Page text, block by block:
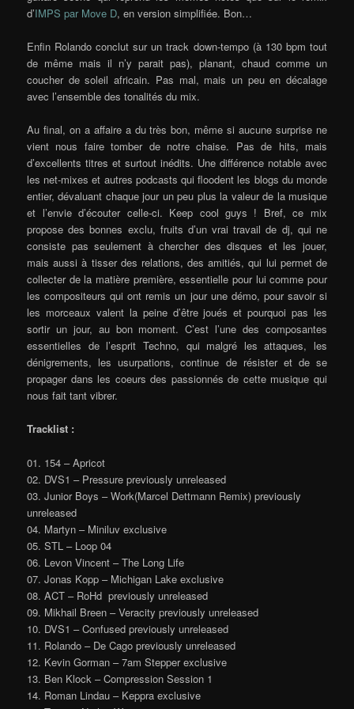
d’IMPS par Move D, en version simplifiée. Bon…
Enfin Rolando conclut sur un track down-tempo (à 130 bpm tout
de même mais il n’y parait pas), planant, chaud comme un
coucher de soleil africain. Pas mal, mais un peu en décalage
avec l’ensemble des tonalités du mix.
Au final, on a affaire a du très bon, même si aucune surprise ne
vient nous faire tomber de notre chaise. Pas de hits, mais
d’excellents titres et surtout inédits. Une différence notable avec
les net-mixes et autres podcasts qui floodent les blogs du monde
entier, dévaluant chaque jour un peu plus la valeur de la musique
et l’envie d’écouter celle-ci. Keep cool guys ! Bref, ce mix
propose des bonnes exclu, fruits d’un vrai travail de dj, qui ne
consiste pas seulement à chercher des disques et les jouer,
mais aussi à tisser des relations, des amitiés, qui lui permet de
collecter de la matière première, essentielle pour lui comme pour
les compositeurs qui ont remis un jour une démo, pour savoir si
les morceaux valent la peine d’être joués et pourquoi pas les
sortir un jour, au bon moment. C’est l’une des composantes
essentielles de l’esprit Techno, qui malgré les attaques, les
dénigrements, les usurpations, continue de résister et de se
propager dans les coeurs des passionnés de cette musique qui
nous fait tant vibrer.
Tracklist :
01. 154 – Apricot
02. DVS1 – Pressure previously unreleased
03. Junior Boys – Work(Marcel Dettmann Remix) previously
unreleased
04. Martyn – Miniluv exclusive
05. STL – Loop 04
06. Levon Vincent – The Long Life
07. Jonas Kopp – Michigan Lake exclusive
08. ACT – RoHd previously unreleased
09. Mikhail Breen – Veracity previously unreleased
10. DVS1 – Confused previously unreleased
11. Rolando – De Cago previously unreleased
12. Kevin Gorman – 7am Stepper exclusive
13. Ben Klock – Compression Session 1
14. Roman Lindau – Keppra exclusive